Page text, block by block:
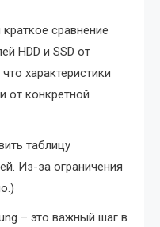
сравнение
HDD и SSD от
характеристики
от конкретной
таблицу
Из-за ограничения
– это важный шаг в